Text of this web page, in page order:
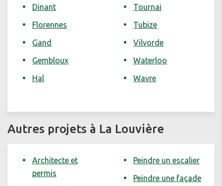
Dinant
Florennes
Gand
Gembloux
Hal
Tournai
Tubize
Vilvorde
Waterloo
Wavre
Autres projets à La Louvière
Architecte et
permis
Peindre un escalier
Peindre une façade